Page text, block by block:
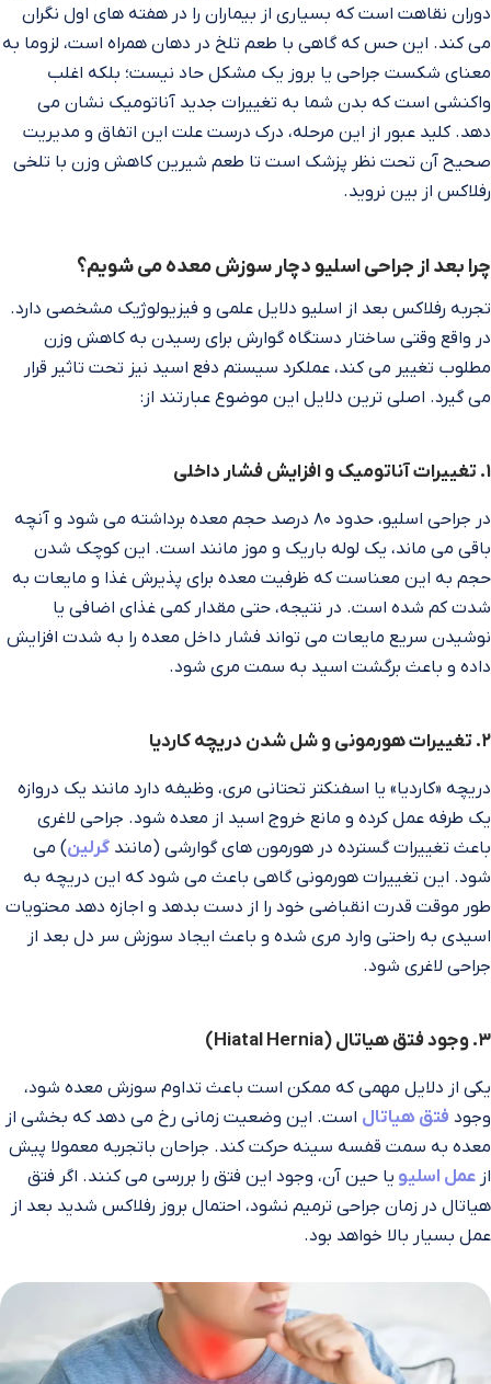
دوران نقاهت است که بسیاری از بیماران را در هفته‌ های اول نگران
می‌ کند. این حس که گاهی با طعم تلخ در دهان همراه است، لزوما به
معنای شکست جراحی یا بروز یک مشکل حاد نیست؛ بلکه اغلب
واکنشی است که بدن شما به تغییرات جدید آناتومیک نشان می‌
دهد. کلید عبور از این مرحله، درک درست علت این اتفاق و مدیریت
صحیح آن تحت نظر پزشک است تا طعم شیرین کاهش وزن با تلخی
رفلاکس از بین نروید.
چرا بعد از جراحی اسلیو دچار سوزش معده می‌ شویم؟
تجربه رفلاکس بعد از اسلیو دلایل علمی و فیزیولوژیک مشخصی دارد.
در واقع وقتی ساختار دستگاه گوارش برای رسیدن به کاهش وزن
مطلوب تغییر می‌ کند، عملکرد سیستم دفع اسید نیز تحت تاثیر قرار
می‌ گیرد. اصلی‌ ترین دلایل این موضوع عبارتند از:
۱. تغییرات آناتومیک و افزایش فشار داخلی
در جراحی اسلیو، حدود ۸۰ درصد حجم معده برداشته می‌ شود و آنچه
باقی می‌ ماند، یک لوله باریک و موز مانند است. این کوچک شدن
حجم به این معناست که ظرفیت معده برای پذیرش غذا و مایعات به
شدت کم شده است. در نتیجه، حتی مقدار کمی غذای اضافی یا
نوشیدن سریع مایعات می‌ تواند فشار داخل معده را به شدت افزایش
داده و باعث برگشت اسید به سمت مری شود.
۲. تغییرات هورمونی و شل شدن دریچه کاردیا
دریچه «کاردیا» یا اسفنکتر تحتانی مری، وظیفه دارد مانند یک دروازه
یک‌ طرفه عمل کرده و مانع خروج اسید از معده شود. جراحی لاغری
باعث تغییرات گسترده در هورمون‌ های گوارشی (مانند گرلین) می‌
شود. این تغییرات هورمونی گاهی باعث می‌ شود که این دریچه به
طور موقت قدرت انقباضی خود را از دست بدهد و اجازه دهد محتویات
اسیدی به راحتی وارد مری شده و باعث ایجاد سوزش سر دل بعد از
جراحی لاغری شود.
۳. وجود فتق هیاتال (Hiatal Hernia)
یکی از دلایل مهمی که ممکن است باعث تداوم سوزش معده شود،
وجود فتق هیاتال است. این وضعیت زمانی رخ می‌ دهد که بخشی از
معده به سمت قفسه سینه حرکت کند. جراحان باتجربه معمولا پیش
از عمل اسلیو یا حین آن، وجود این فتق را بررسی می‌ کنند. اگر فتق
هیاتال در زمان جراحی ترمیم نشود، احتمال بروز رفلاکس شدید بعد از
عمل بسیار بالا خواهد بود.